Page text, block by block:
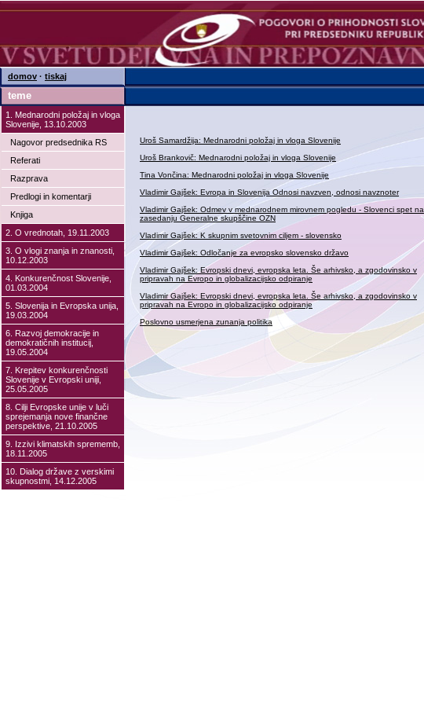
domov · tiskaj
teme
1. Mednarodni položaj in vloga
Slovenije, 13.10.2003
Nagovor predsednika RS
Referati
Razprava
Predlogi in komentarji
Knjiga
2. O vrednotah, 19.11.2003
3. O vlogi znanja in znanosti,
10.12.2003
4. Konkurenčnost Slovenije,
01.03.2004
5. Slovenija in Evropska unija,
19.03.2004
6. Razvoj demokracije in
demokratičnih institucij,
19.05.2004
7. Krepitev konkurenčnosti
Slovenije v Evropski uniji,
25.05.2005
8. Cilji Evropske unije v luči
sprejemanja nove finančne
perspektive, 21.10.2005
9. Izzivi klimatskih sprememb,
18.11.2005
10. Dialog države z verskimi
skupnostmi, 14.12.2005
Uroš Samardžija: Mednarodni položaj in vloga Slovenije
Uroš Brankovič: Mednarodni položaj in vloga Slovenije
Tina Vončina: Mednarodni položaj in vloga Slovenije
Vladimir Gajšek: Evropa in Slovenija Odnosi navzven, odnosi navznoter
Vladimir Gajšek: Odmev v mednarodnem mirovnem pogledu - Slovenci spet na
zasedanju Generalne skupščine OZN
Vladimir Gajšek: K skupnim svetovnim ciljem - slovensko
Vladimir Gajšek: Odločanje za evropsko slovensko državo
Vladimir Gajšek: Evropski dnevi, evropska leta. Še arhivsko, a zgodovinsko v
pripravah na Evropo in globalizacijsko odpiranje
Vladimir Gajšek: Evropski dnevi, evropska leta. Še arhivsko, a zgodovinsko v
pripravah na Evropo in globalizacijsko odpiranje
Poslovno usmerjena zunanja politika